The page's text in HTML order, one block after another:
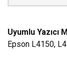
Uyumlu Yazıcı
Epson L4150,